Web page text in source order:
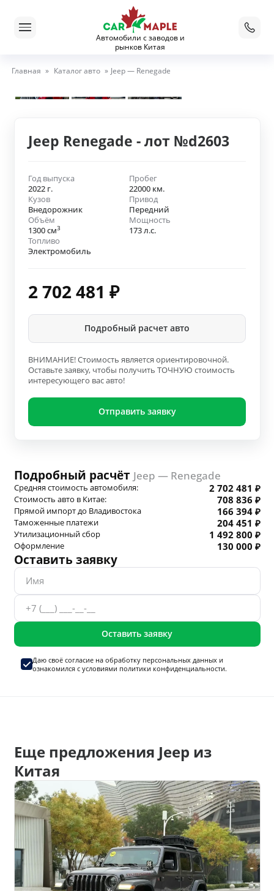
Автомобили с заводов и
рынков Китая
Главная » Каталог авто » Jeep — Renegade
Jeep Renegade - лот №d2603
Год выпуска
2022 г.
Пробег
22000 км.
Кузов
Внедорожник
Привод
Передний
Объём
1300 см3
Мощность
173 л.с.
Топливо
Электромобиль
2 702 481 ₽
Подробный расчет авто
ВНИМАНИЕ! Стоимость является ориентировочной.
Оставьте заявку, чтобы получить ТОЧНУЮ стоимость
интересующего вас авто!
Отправить заявку
Подробный расчёт Jeep — Renegade
Средняя стоимость автомобиля: 2 702 481 ₽
Стоимость авто в Китае: 708 836 ₽
Прямой импорт до Владивостока 166 394 ₽
Таможенные платежи 204 451 ₽
Утилизационный сбор 1 492 800 ₽
Оформление 130 000 ₽
Оставить заявку
Оставить заявку
Даю своё согласие на обработку персональных данныхи
ознакомился с условиями политики конфиденциальности.
Еще предложения Jeep из
Китая